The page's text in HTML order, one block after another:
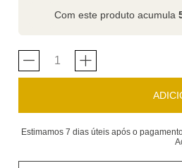
Com este produto acumula
Estimamos 7 dias úteis após o